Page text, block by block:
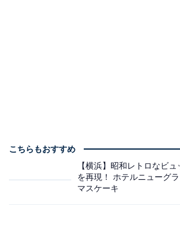
こちらもおすすめ
【横浜】昭和レトロなビ
を再現！ ホテルニューグ
マスケーキ